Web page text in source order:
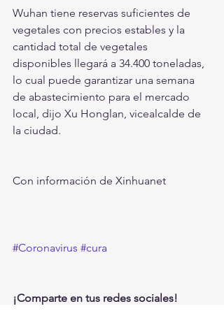
Wuhan tiene reservas suficientes de
vegetales con precios estables y la
cantidad total de vegetales
disponibles llegará a 34.400 toneladas,
lo cual puede garantizar una semana
de abastecimiento para el mercado
local, dijo Xu Honglan, vicealcalde de
la ciudad.
Con información de Xinhuanet
#Coronavirus #cura
¡Comparte en tus redes sociales!